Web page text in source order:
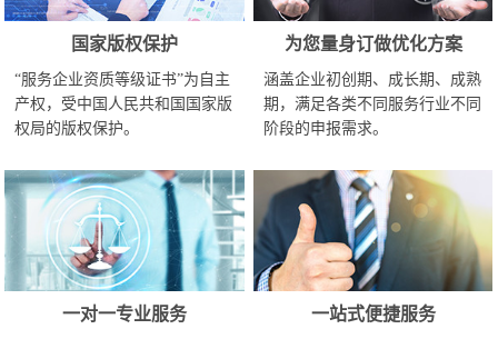
国家版权保护
“服务企业资质等级证书”为自主
产权，受中国人民共和国国家版
权局的版权保护。
为您量身订做优化方案
涵盖企业初创期、成长期、成熟
期，满足各类不同服务行业不同
阶段的申报需求。
一对一专业服务 一站式便捷服务